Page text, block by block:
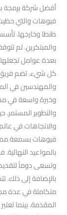
أفضل شركة برمجة
فيوهات والتي
طنطا وخارجها.
والمبتكرين. لم
بعدة عوامل تجعلها
كل شيء. تضم
والمهندسين في
وخبرة واسعة في
والتطوير
والاتجاهات في
فيوهات بسمعة
بالمواعيد
وتسعى دوماً
بالإضافة إلى ذلك.
متكاملة في عدة
المقدمة. بينما